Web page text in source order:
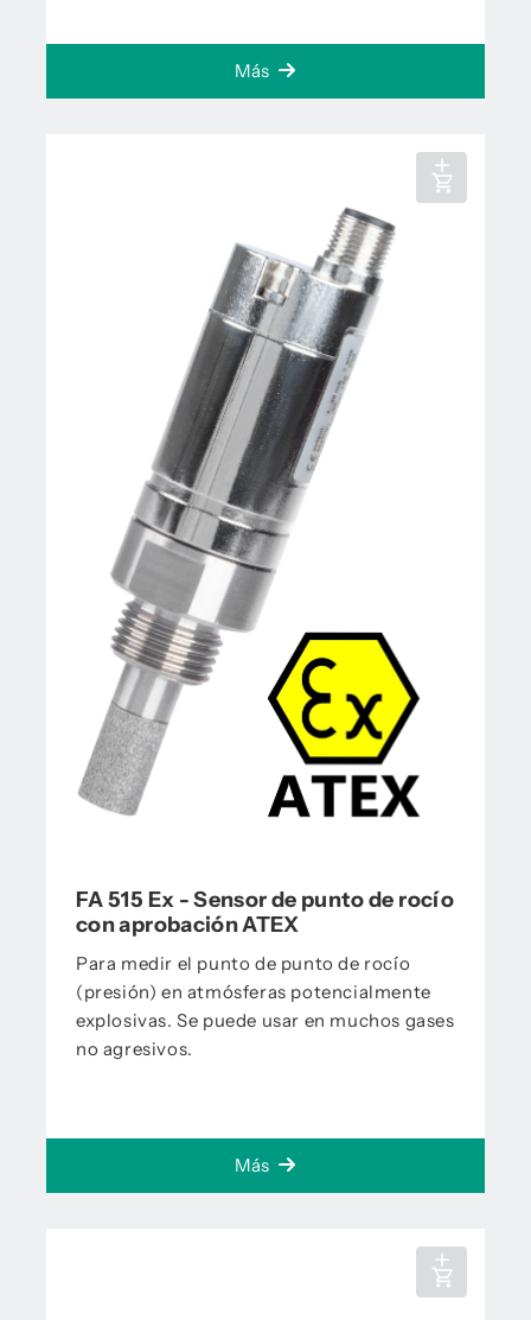
Más
FA 515 Ex - Sensor de punto de rocío
con aprobación ATEX
Para medir el punto de punto de rocío
(presión) en atmósferas potencialmente
explosivas. Se puede usar en muchos gases
no agresivos.
Más